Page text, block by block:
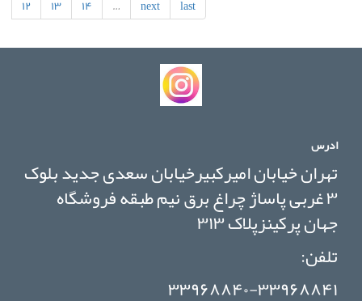
)
۱۲
۱۳ ۱۴ … next last
ادرس
تهران خیابان امیرکبیرخیابان سعدی جدید بلوک
۳ غربی پاساژ چراغ برق نیم طبقه فروشگاه
جهان پرکینزپلاک ۳۱۳
تلفن:
۳۳۹۶۸۸۴۰-۳۳۹۶۸۸۴۱